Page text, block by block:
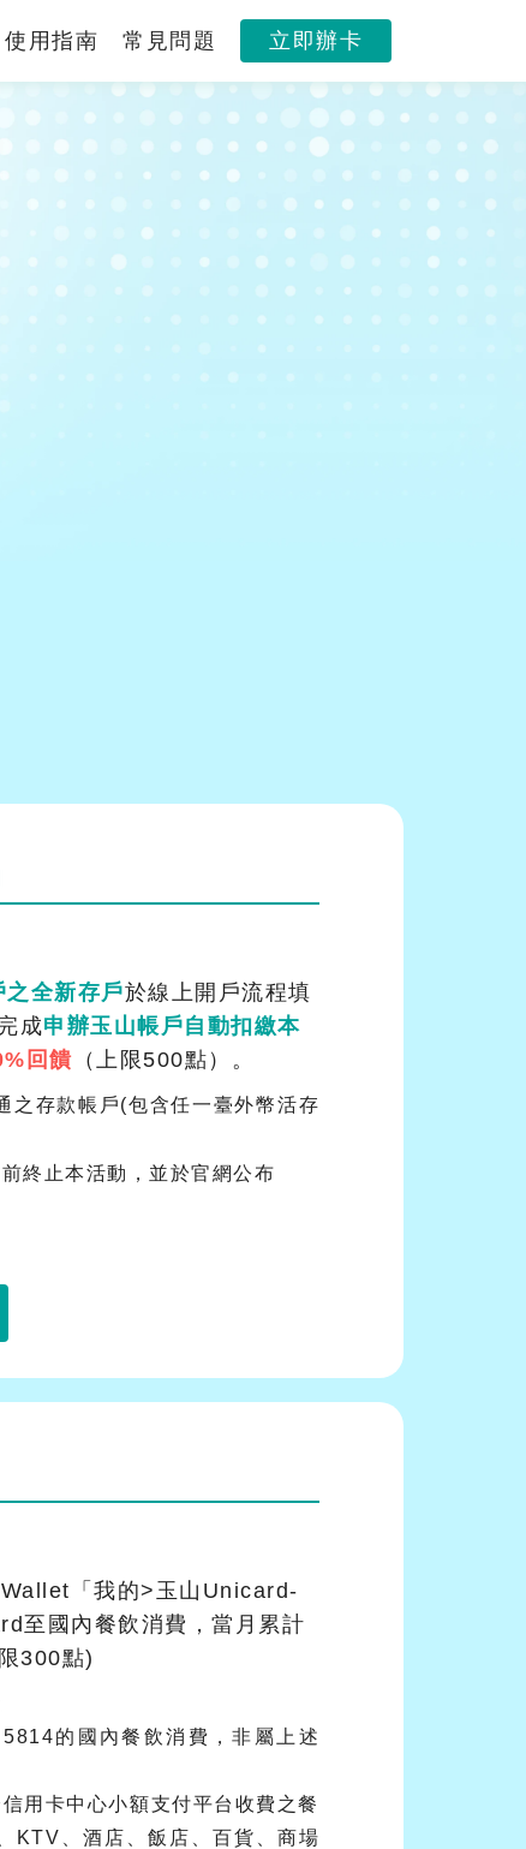
使用指南 常見問題 立即辦卡
全新存戶於線上開戶流程填
成申辦玉山帳戶自動扣繳本
回饋 （上限500點）。
之存款帳戶(包含任一臺外幣活存
終止本活動，並於官網公布
「我的>玉山Unicard-
至國內餐飲消費，當月累計
300點)
的國內餐飲消費，非屬上述
用卡中心小額支付平台收費之餐
KTV、酒店、飯店、百貨、商場